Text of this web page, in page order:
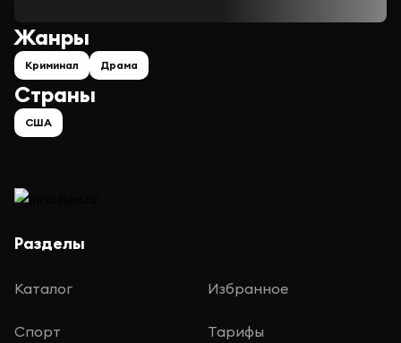
Страны
США
Жанры
Криминал Драма
Разделы
Каталог Избранное
Спорт Тарифы